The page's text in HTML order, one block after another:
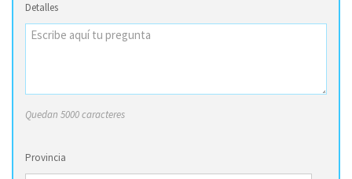
Detalles
Quedan 5000 caracteres
Provincia